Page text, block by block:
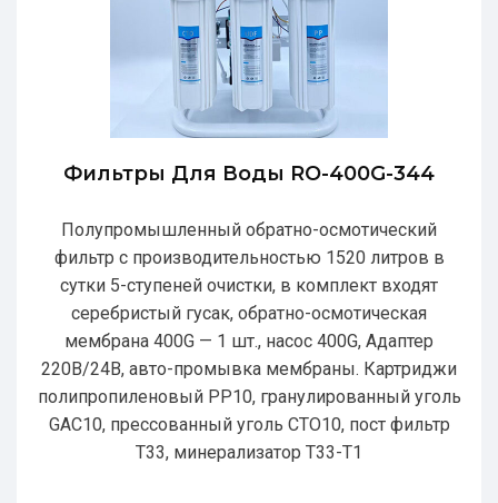
Фильтры Для Воды RO-400G-344
Полупромышленный обратно-осмотический
фильтр с производительностью 1520 литров в
сутки 5-ступеней очистки, в комплект входят
серебристый гусак, обратно-осмотическая
мембрана 400G — 1 шт., насос 400G, Адаптер
220В/24В, авто-промывка мембраны. Картриджи
полипропиленовый РР10, гранулированный уголь
GAC10, прессованный уголь CTO10, пост фильтр
T33, минерализатор Т33-Т1